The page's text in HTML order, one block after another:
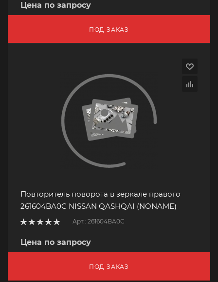
Цена по запросу
ПОД ЗАКАЗ
Повторитель поворота в зеркале правого
261604BA0C NISSAN QASHQAI (NONAME)
Арт.: 261604BA0C
Цена по запросу
ПОД ЗАКАЗ